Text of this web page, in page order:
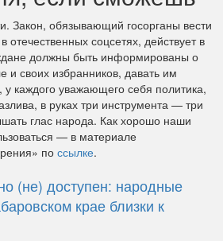
Закон, обязывающий госорганы вести
соцсетях, действует в
должны быть информированы о
и своих избранников, давать им
у каждого уважающего себя политика,
в руках три инструмента — три
глас народа. Как хорошо наши
— в материале
по ссылке.
(не) доступен: народные
крае близки к